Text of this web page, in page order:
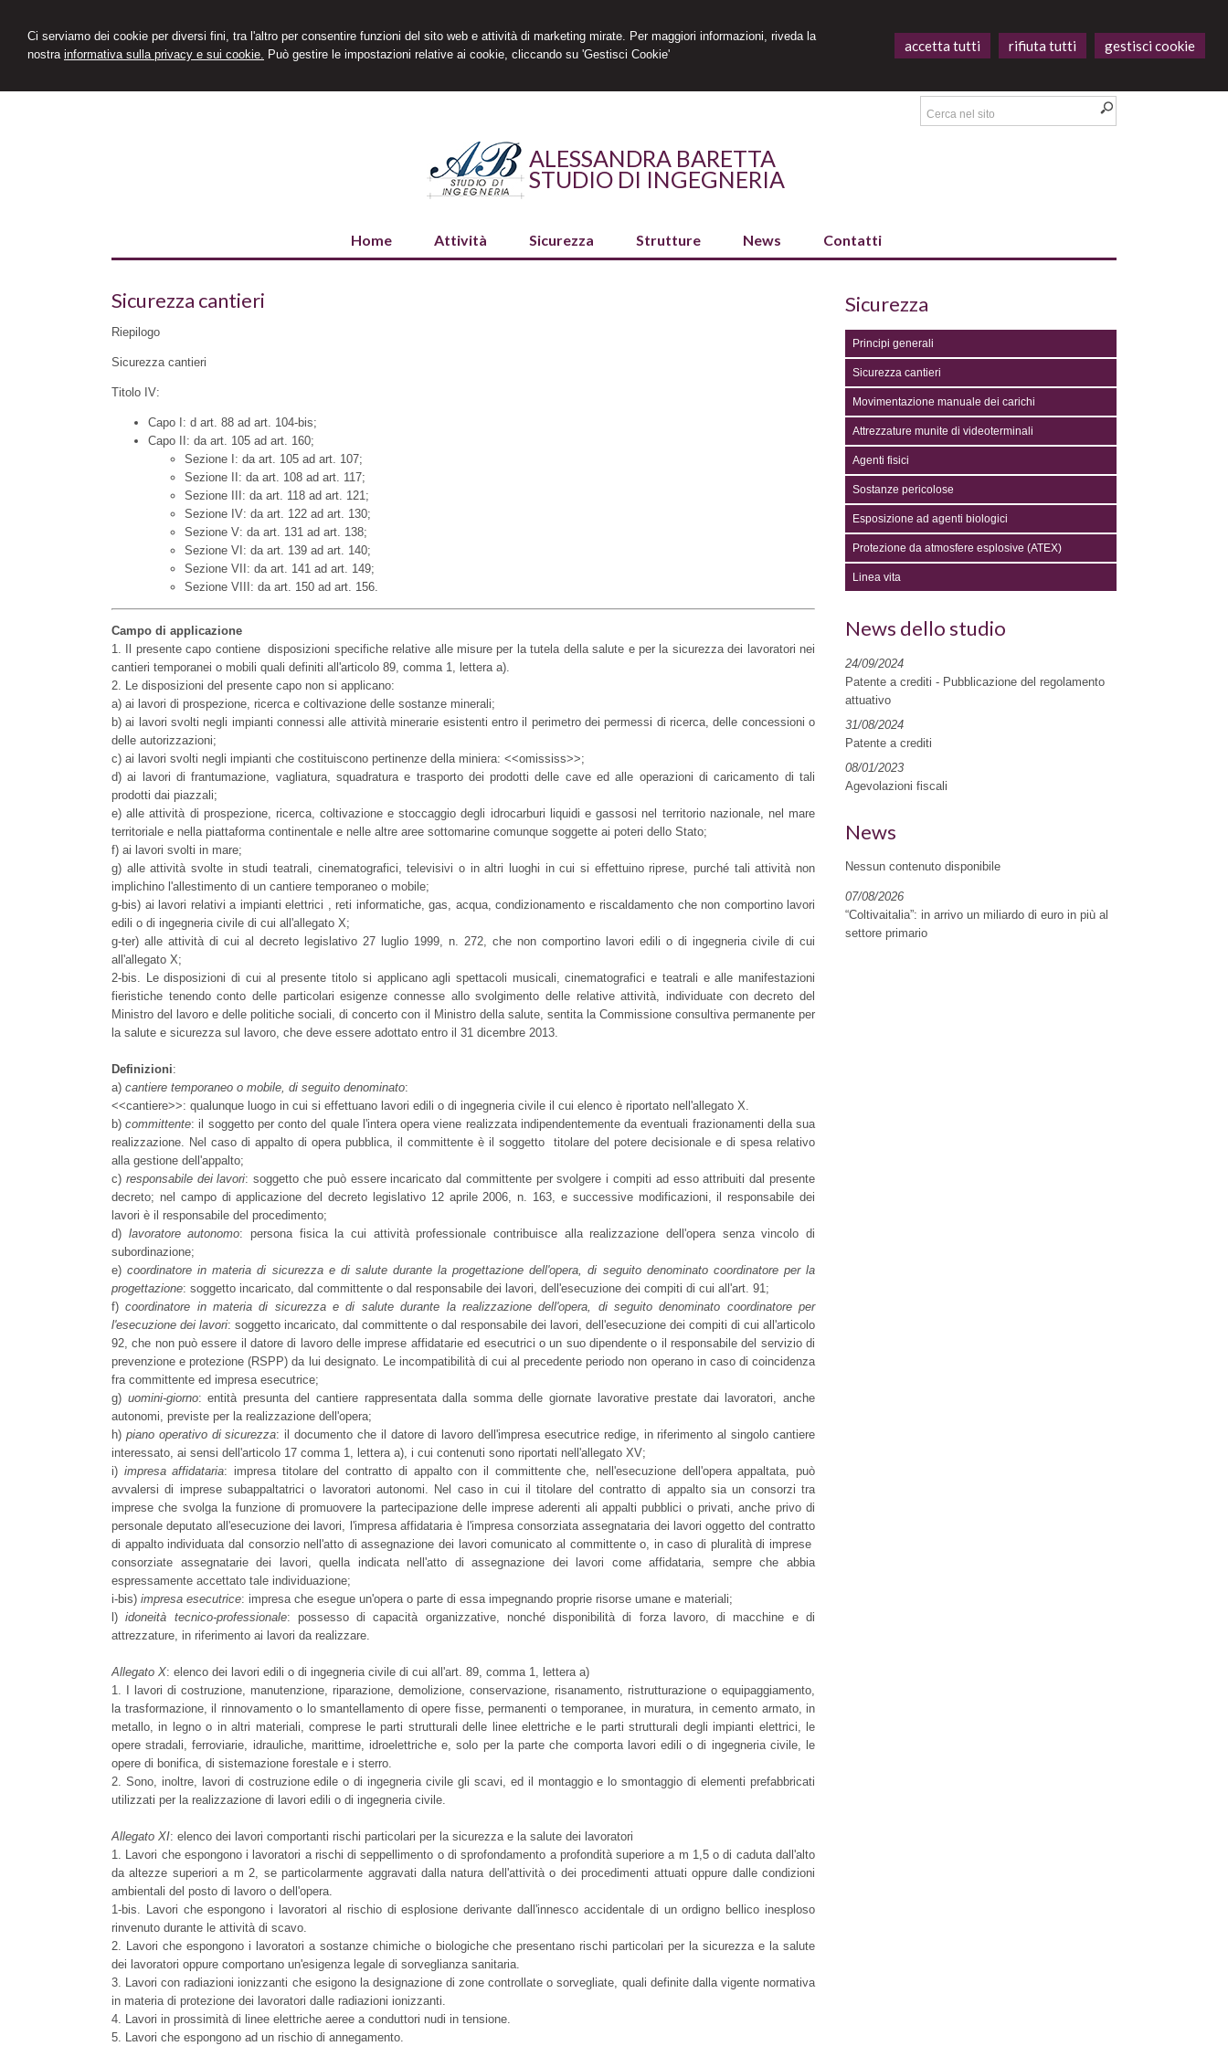
Ci serviamo dei cookie per diversi fini, tra l'altro per consentire funzioni del sito web e attività di marketing mirate. Per maggiori informazioni, riveda la
nostra informativa sulla privacy e sui cookie. Può gestire le impostazioni relative ai cookie, cliccando su 'Gestisci Cookie'
accetta tutti rifiuta tutti gestisci cookie
ALESSANDRA BARETTA
STUDIO DI INGEGNERIA
Home Attività Sicurezza Strutture News Contatti
Sicurezza cantieri
Riepilogo
Sicurezza cantieri
Titolo IV:
Capo I: d art. 88 ad art. 104-bis;
Capo II: da art. 105 ad art. 160;
Sezione I: da art. 105 ad art. 107;
Sezione II: da art. 108 ad art. 117;
Sezione III: da art. 118 ad art. 121;
Sezione IV: da art. 122 ad art. 130;
Sezione V: da art. 131 ad art. 138;
Sezione VI: da art. 139 ad art. 140;
Sezione VII: da art. 141 ad art. 149;
Sezione VIII: da art. 150 ad art. 156.
Campo di applicazione
1. Il presente capo contiene disposizioni specifiche relative alle misure per la tutela della salute e per la sicurezza dei lavoratori nei
cantieri temporanei o mobili quali definiti all'articolo 89, comma 1, lettera a).
2. Le disposizioni del presente capo non si applicano:
a) ai lavori di prospezione, ricerca e coltivazione delle sostanze minerali;
b) ai lavori svolti negli impianti connessi alle attività minerarie esistenti entro il perimetro dei permessi di ricerca, delle concessioni o
delle autorizzazioni;
c) ai lavori svolti negli impianti che costituiscono pertinenze della miniera: <<omississ>>;
d) ai lavori di frantumazione, vagliatura, squadratura e trasporto dei prodotti delle cave ed alle operazioni di caricamento di tali
prodotti dai piazzali;
e) alle attività di prospezione, ricerca, coltivazione e stoccaggio degli idrocarburi liquidi e gassosi nel territorio nazionale, nel mare
territoriale e nella piattaforma continentale e nelle altre aree sottomarine comunque soggette ai poteri dello Stato;
f) ai lavori svolti in mare;
g) alle attività svolte in studi teatrali, cinematografici, televisivi o in altri luoghi in cui si effettuino riprese, purché tali attività non
implichino l'allestimento di un cantiere temporaneo o mobile;
g-bis) ai lavori relativi a impianti elettrici , reti informatiche, gas, acqua, condizionamento e riscaldamento che non comportino lavori
edili o di ingegneria civile di cui all'allegato X;
g-ter) alle attività di cui al decreto legislativo 27 luglio 1999, n. 272, che non comportino lavori edili o di ingegneria civile di cui
all'allegato X;
2-bis. Le disposizioni di cui al presente titolo si applicano agli spettacoli musicali, cinematografici e teatrali e alle manifestazioni
fieristiche tenendo conto delle particolari esigenze connesse allo svolgimento delle relative attività, individuate con decreto del
Ministro del lavoro e delle politiche sociali, di concerto con il Ministro della salute, sentita la Commissione consultiva permanente per
la salute e sicurezza sul lavoro, che deve essere adottato entro il 31 dicembre 2013.
Definizioni:
a) cantiere temporaneo o mobile, di seguito denominato:
<<cantiere>>: qualunque luogo in cui si effettuano lavori edili o di ingegneria civile il cui elenco è riportato nell'allegato X.
b)committente: il soggetto per conto del quale l'intera opera viene realizzata indipendentemente da eventuali frazionamenti della sua
realizzazione. Nel caso di appalto di opera pubblica, il committente è il soggetto titolare del potere decisionale e di spesa relativo
alla gestione dell'appalto;
c) responsabile dei lavori: soggetto che può essere incaricato dal committente per svolgere i compiti ad esso attribuiti dal presente
decreto; nel campo di applicazione del decreto legislativo 12 aprile 2006, n. 163, e successive modificazioni, il responsabile dei
lavori è il responsabile del procedimento;
d) lavoratore autonomo: persona fisica la cui attività professionale contribuisce alla realizzazione dell'opera senza vincolo di
subordinazione;
e)coordinatore in materia di sicurezza e di salute durante la progettazione dell'opera, di seguito denominato coordinatore per la
progettazione: soggetto incaricato, dal committente o dal responsabile dei lavori, dell'esecuzione dei compiti di cui all'art. 91;
f)coordinatore in materia di sicurezza e di salute durante la realizzazione dell'opera, di seguito denominato coordinatore per
l'esecuzione dei lavori: soggetto incaricato, dal committente o dal responsabile dei lavori, dell'esecuzione dei compiti di cui all'articolo
92, che non può essere il datore di lavoro delle imprese affidatarie ed esecutrici o un suo dipendente o il responsabile del servizio di
prevenzione e protezione (RSPP) da lui designato. Le incompatibilità di cui al precedente periodo non operano in caso di coincidenza
fra committente ed impresa esecutrice;
g) uomini-giorno: entità presunta del cantiere rappresentata dalla somma delle giornate lavorative prestate dai lavoratori, anche
autonomi, previste per la realizzazione dell'opera;
h) piano operativo di sicurezza: il documento che il datore di lavoro dell'impresa esecutrice redige, in riferimento al singolo cantiere
interessato, ai sensi dell'articolo 17 comma 1, lettera a), i cui contenuti sono riportati nell'allegato XV;
i) impresa affidataria: impresa titolare del contratto di appalto con il committente che, nell'esecuzione dell'opera appaltata, può
avvalersi di imprese subappaltatrici o lavoratori autonomi. Nel caso in cui il titolare del contratto di appalto sia un consorzi tra
imprese che svolga la funzione di promuovere la partecipazione delle imprese aderenti ali appalti pubblici o privati, anche privo di
personale deputato all'esecuzione dei lavori, l'impresa affidataria è l'impresa consorziata assegnataria dei lavori oggetto del contratto
di appalto individuata dal consorzio nell'atto di assegnazione dei lavori comunicato al committente o, in caso di pluralità di imprese
consorziate assegnatarie dei lavori, quella indicata nell'atto di assegnazione dei lavori come affidataria, sempre che abbia
espressamente accettato tale individuazione;
i-bis) impresa esecutrice: impresa che esegue un'opera o parte di essa impegnando proprie risorse umane e materiali;
l) idoneità tecnico-professionale: possesso di capacità organizzative, nonché disponibilità di forza lavoro, di macchine e di
attrezzature, in riferimento ai lavori da realizzare.
Allegato X: elenco dei lavori edili o di ingegneria civile di cui all'art. 89, comma 1, lettera a)
1. I lavori di costruzione, manutenzione, riparazione, demolizione, conservazione, risanamento, ristrutturazione o equipaggiamento,
la trasformazione, il rinnovamento o lo smantellamento di opere fisse, permanenti o temporanee, in muratura, in cemento armato, in
metallo, in legno o in altri materiali, comprese le parti strutturali delle linee elettriche e le parti strutturali degli impianti elettrici, le
opere stradali, ferroviarie, idrauliche, marittime, idroelettriche e, solo per la parte che comporta lavori edili o di ingegneria civile, le
opere di bonifica, di sistemazione forestale e i sterro.
2. Sono, inoltre, lavori di costruzione edile o di ingegneria civile gli scavi, ed il montaggio e lo smontaggio di elementi prefabbricati
utilizzati per la realizzazione di lavori edili o di ingegneria civile.
Allegato XI: elenco dei lavori comportanti rischi particolari per la sicurezza e la salute dei lavoratori
1. Lavori che espongono i lavoratori a rischi di seppellimento o di sprofondamento a profondità superiore a m 1,5 o di caduta dall'alto
da altezze superiori a m 2, se particolarmente aggravati dalla natura dell'attività o dei procedimenti attuati oppure dalle condizioni
ambientali del posto di lavoro o dell'opera.
1-bis. Lavori che espongono i lavoratori al rischio di esplosione derivante dall'innesco accidentale di un ordigno bellico inesploso
rinvenuto durante le attività di scavo.
2. Lavori che espongono i lavoratori a sostanze chimiche o biologiche che presentano rischi particolari per la sicurezza e la salute
dei lavoratori oppure comportano un'esigenza legale di sorveglianza sanitaria.
3. Lavori con radiazioni ionizzanti che esigono la designazione di zone controllate o sorvegliate, quali definite dalla vigente normativa
in materia di protezione dei lavoratori dalle radiazioni ionizzanti.
4. Lavori in prossimità di linee elettriche aeree a conduttori nudi in tensione.
5. Lavori che espongono ad un rischio di annegamento.
Sicurezza
Principi generali
Sicurezza cantieri
Movimentazione manuale dei carichi
Attrezzature munite di videoterminali
Agenti fisici
Sostanze pericolose
Esposizione ad agenti biologici
Protezione da atmosfere esplosive (ATEX)
Linea vita
News dello studio
24/09/2024
Patente a crediti - Pubblicazione del regolamento
attuativo
31/08/2024
Patente a crediti
08/01/2023
Agevolazioni fiscali
News
Nessun contenuto disponibile
07/08/2026
“Coltivaitalia”: in arrivo un miliardo di euro in più al
settore primario